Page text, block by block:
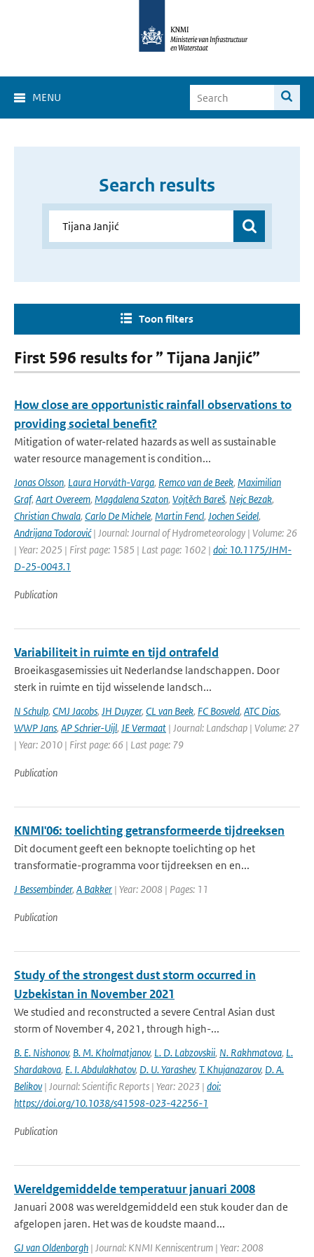
MENU
Search results
Toon filters
First 596 results for ” Tijana Janjić”
How close are opportunistic rainfall observations to
providing societal benefit?
Mitigation of water-related hazards as well as sustainable
water resource management is condition...
Jonas Olsson, Laura Horváth-Varga, Remco van de Beek, Maximilian
Graf, Aart Overeem, Magdalena Szaton, Vojtěch Bareš, Nejc Bezak,
Christian Chwala, Carlo De Michele, Martin Fencl, Jochen Seidel,
Andrijana Todorović| Journal: Journal of Hydrometeorology | Volume: 26
| Year: 2025 | First page: 1585 | Last page: 1602 | doi: 10.1175/JHM-
D-25-0043.1
Publication
Variabiliteit in ruimte en tijd ontrafeld
Broeikasgasemissies uit Nederlandse landschappen. Door
sterk in ruimte en tijd wisselende landsch...
N Schulp, CMJ Jacobs, JH Duyzer, CL van Beek, FC Bosveld, ATC Dias,
WWP Jans, AP Schrier-Uijl, JE Vermaat | Journal: Landschap | Volume: 27
| Year: 2010 | First page: 66 | Last page: 79
Publication
KNMI'06: toelichting getransformeerde tijdreeksen
Dit document geeft een beknopte toelichting op het
transformatie-programma voor tijdreeksen en en...
J Bessembinder, A Bakker | Year: 2008 | Pages: 11
Publication
Study of the strongest dust storm occurred in
Uzbekistan in November 2021
We studied and reconstructed a severe Central Asian dust
storm of November 4, 2021, through high-...
B. E. Nishonov, B. M. Kholmatjanov, L. D. Labzovskii, N. Rakhmatova, L.
Shardakova, E. I. Abdulakhatov, D. U. Yarashev, T. Khujanazarov, D. A.
Belikov| Journal: Scientific Reports | Year: 2023 | doi:
https://doi.org/10.1038/s41598-023-42256-1
Publication
Wereldgemiddelde temperatuur januari 2008
Januari 2008 was wereldgemiddeld een stuk kouder dan de
afgelopen jaren. Het was de koudste maand...
GJ van Oldenborgh | Journal: KNMI Kenniscentrum | Year: 2008